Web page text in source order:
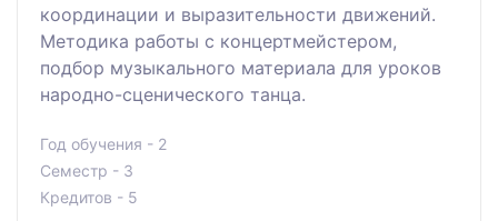
координации и выразительности движений.
Методика работы с концертмейстером,
подбор музыкального материала для уроков
народно-сценического танца.
Год обучения - 2
Семестр - 3
Кредитов - 5